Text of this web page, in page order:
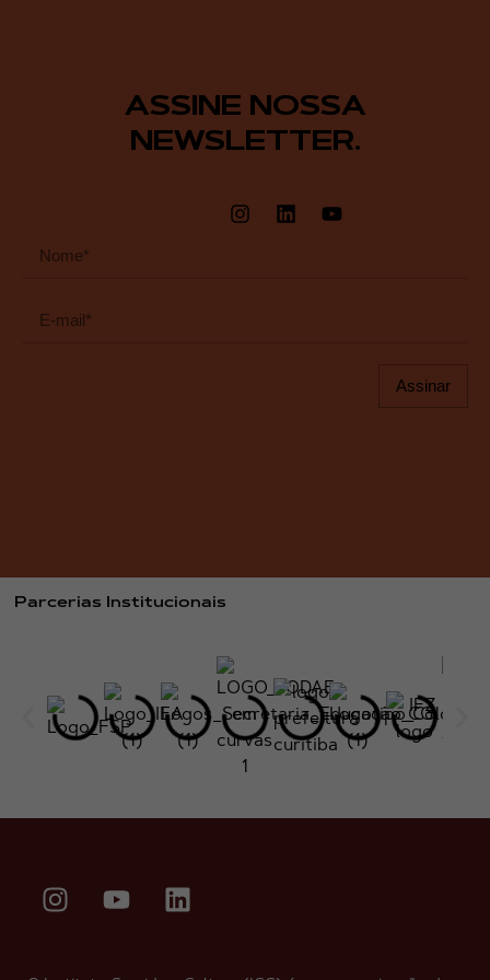
ASSINE NOSSA
NEWSLETTER.
Assinar
Parcerias Institucionais